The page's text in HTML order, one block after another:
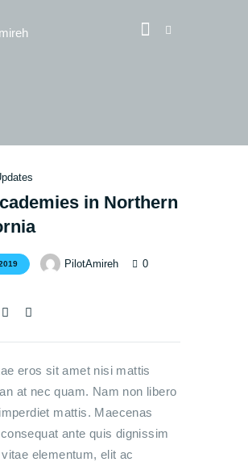
SIM Enquiry
in Northern
PilotAmireh
0
eros sit amet nisi mattis
at nec quam. Nam non libero
mattis. Maecenas
ante quis dignissim
elementum, elit ac